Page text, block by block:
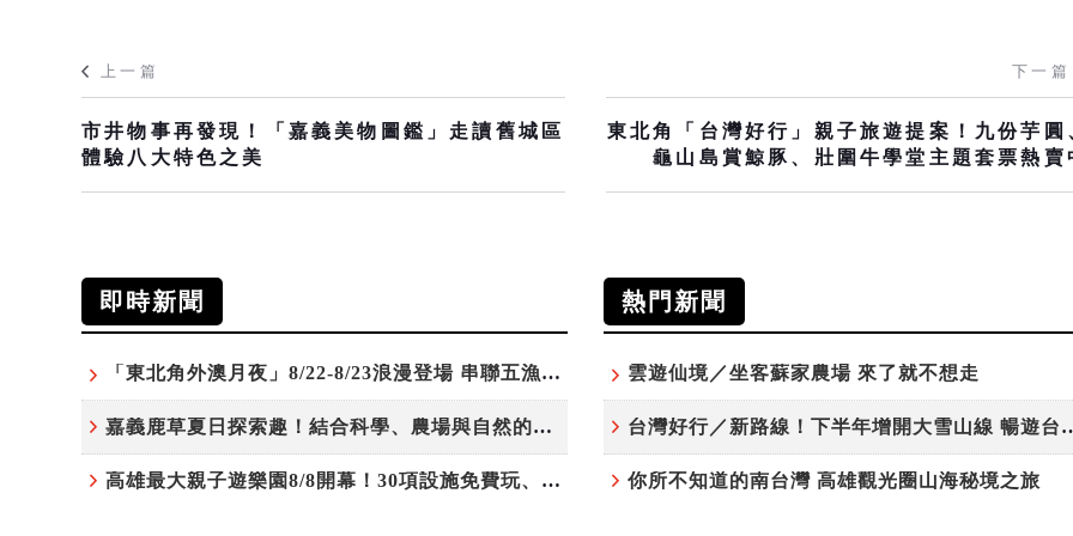
上一篇
市井物事再發現！「嘉義美物圖鑑」走讀舊城區
體驗八大特色之美
下一篇
東北角「台灣好行」親子旅遊提案！九份芋圓
龜山島賞鯨豚、壯圍牛學堂主題套票熱賣
即時新聞
「東北角外澳月夜」8/22-8/23浪漫登場 串聯五漁村、音樂、市集、火舞與慢旅共度夏夜
嘉義鹿草夏日探索趣！結合科學、農場與自然的親子小旅行
高雄最大親子遊樂園8/8開幕！30項設施免費玩、YOYO家族嗨翻暑假
熱門新聞
雲遊仙境／坐客蘇家農場 來了就不想走
台灣好行／新路線！下半
你所不知道的南台灣 高雄觀光圈山海秘境之旅